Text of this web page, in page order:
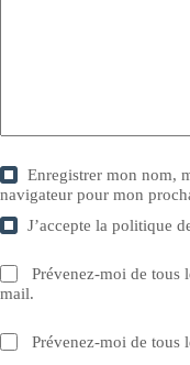
Enregistrer mon nom,
navigateur pour mon
J’accepte lapolitique
Prévenez-moi de tous
mail.
Prévenez-moi de tous